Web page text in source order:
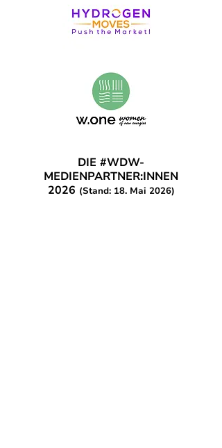
DIE #WDW-
MEDIENPARTNER:INNEN
2026 (Stand: 18. Mai 2026)